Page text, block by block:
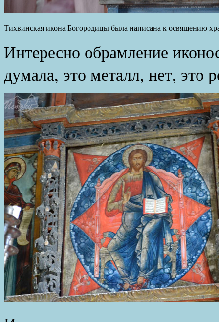
Тихвинская икона Богородицы была написана к освящению
Интересно обрамление
думала, это металл, нет, это